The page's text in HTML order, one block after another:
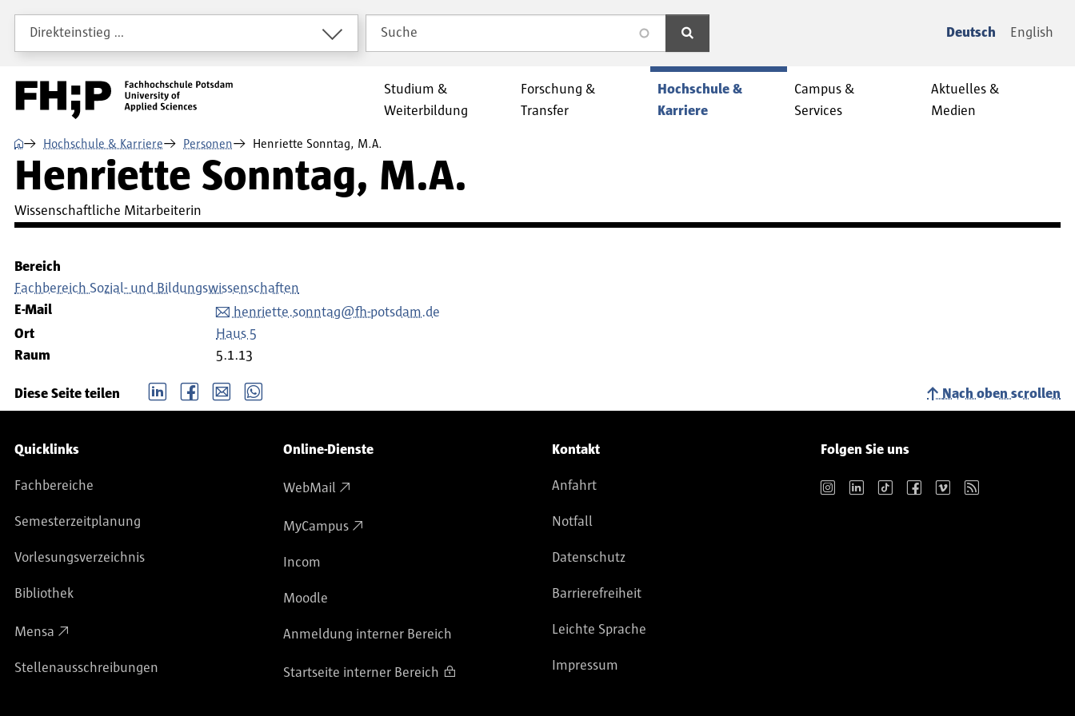
Direkt zum Inhalt
Direkt zur Hauptnavigation
Direkt zum Fußbereich
Direkteinstieg …
Suche
search Deutsch English
Studium &
Weiterbildung
Forschung &
Transfer
Hochschule &
Karriere
Campus &
Services
Aktuelles &
Medien
⌂ Hochschule & Karriere Personen Henriette Sonntag, M.A.
Henriette Sonntag, M.A.
Wissenschaftliche Mitarbeiterin
Bereich
Fachbereich Sozial- und Bildungswissenschaften
E-Mail
henriette.sonntag@fh-potsdam.de
Ort
Haus 5
Raum
5.1.13
Diese Seite teilen LinkedIn Facebook email Whatsapp Nach oben scrollen
Service-Navigation
Quicklinks
Fachbereiche
Semesterzeitplanung
Vorlesungsverzeichnis
Bibliothek
Mensa
Stellenausschreibungen
Online-Dienste
WebMail
MyCampus
Incom
Moodle
Anmeldung interner Bereich
Startseite interner Bereich
Kontakt
Anfahrt
Notfall
Datenschutz
Barrierefreiheit
Leichte Sprache
Impressum
Folgen Sie uns
Instagram LinkedIn TikTok Facebook Vimeo RSS